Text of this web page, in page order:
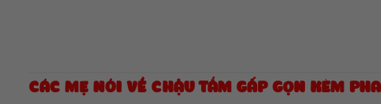
CÁC MẸ NÓI VỀ CHẬU TẮM GẤP GỌN KÈM